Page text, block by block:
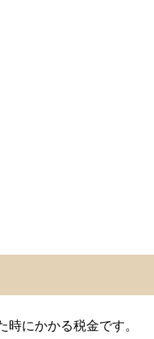
にかかる税金です。